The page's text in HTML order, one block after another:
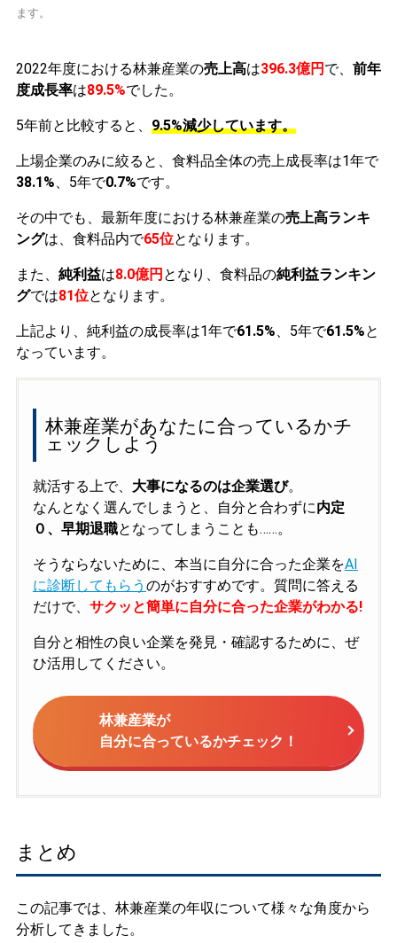
ます。
2022年度における林兼産業の売上高は396.3億円 で、 前年
度成長率は89.5%でした。
5年前と比較すると、 9.5%減少しています。
上場企業のみに絞ると、食料品全体の売上成長率は1年で
38.1%、5年で0.7%です。
その中でも、最新年度における林兼産業の売上高ランキ
ングは、食料品内で65位となります。
また、 純利益は8.0億円 となり、食料品の純利益ランキン
グでは81位となります。
上記より、純利益の成長率は1年で61.5%、5年で61.5%と
なっています。
林兼産業があなたに合っているかチ
ェックしよう
就活する上で、 大事になるのは企業選び。
なんとなく選んでしまうと、自分と合わずに内定
０、早期退職となってしまうことも……。
そうならないために、本当に自分に合った企業をAI
に診断してもらう のがおすすめです。質問に答える
だけで、 サクッと簡単に自分に合った企業がわかる!
自分と相性の良い企業を発見・確認するために、ぜ
ひ活用してください。
林兼産業が
自分に合っているかチェック！
まとめ
この記事では、林兼産業の年収について様々な角度から
分析してきました。